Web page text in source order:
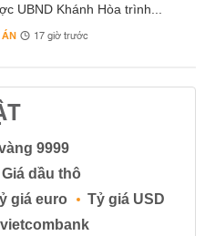
UBND Khánh Hòa trình...
17 giờ trước
9999
Giá dầu thô
giá euro
Tỷ giá USD